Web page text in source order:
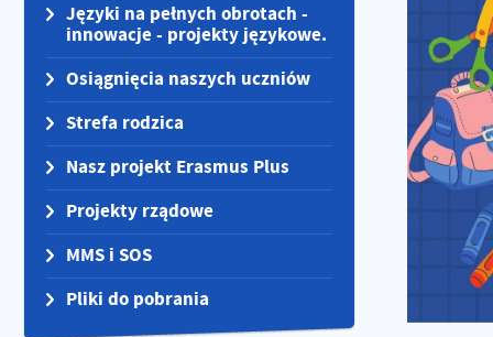
Języki na pełnych obrotach -
innowacje - projekty językowe.
Osiągnięcia naszych uczniów
Strefa rodzica
Nasz projekt Erasmus Plus
Projekty rządowe
MMS i SOS
Pliki do pobrania